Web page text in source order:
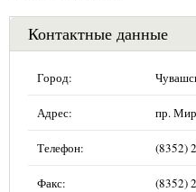
Контактные данные
Город:
Адрес: пр.
Телефон: (8352)
Факс: (8352)